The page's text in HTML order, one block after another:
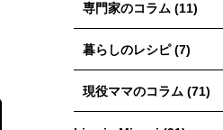
専門家のコラム (11)
暮らしのレシピ (7)
現役ママのコラム (71)